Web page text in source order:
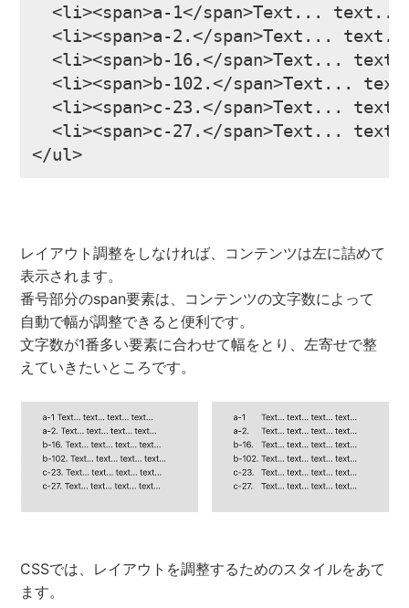
<li><span>a-1</span>Text...
<li><span>a-2.</span>Text...
<li><span>b-16.</span>Text...
<li><span>b-102.</span>Text...
<li><span>c-23.</span>Text...
<li><span>c-27.</span>Text...
</ul>
レイアウト調整をしなければ、コンテンツは左に詰めて
表示されます。
番号部分のspan要素は、コンテンツの文字数によって
自動で幅が調整できると便利です。
文字数が1番多い要素に合わせて幅をとり、左寄せで整
えていきたいところです。
CSSでは、レイアウトを調整するためのスタイルをあて
ます。